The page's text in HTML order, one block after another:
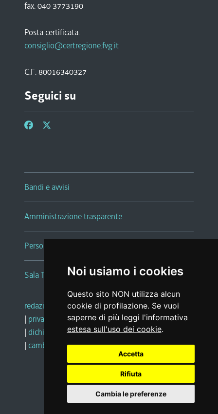
Noi usiamo i cookies
Questo sito NON utilizza alcun
cookie di profilazione. Se vuoi
saperne di più leggi l'informativa
estesa sull'uso dei cookie.
Accetta
Rifiuta
Cambia le preferenze
fax. 040 3773190
Posta certificata:
consiglio@certregione.fvg.it
C.F. 80016340327
Seguici su
Bandi e avvisi
Amministrazione trasparente
Persone e Uffici
Sala Tiziano Tessitori
redazione web |note legali |glossario
| privacy
social media policy
| dichiarazione di accessibilità |feedback
| cambio preferenze cookie
Realizzato da